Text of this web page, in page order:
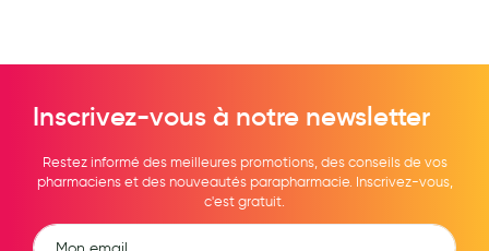
Soins jambes lourdes
Contention veineuse
Accessoires pieds et semelles
Inscrivez-vous à notre newsletter
Restez informé des meilleures promotions, des conseils de vos
pharmaciens et des nouveautés parapharmacie. Inscrivez-vous,
c'est gratuit.